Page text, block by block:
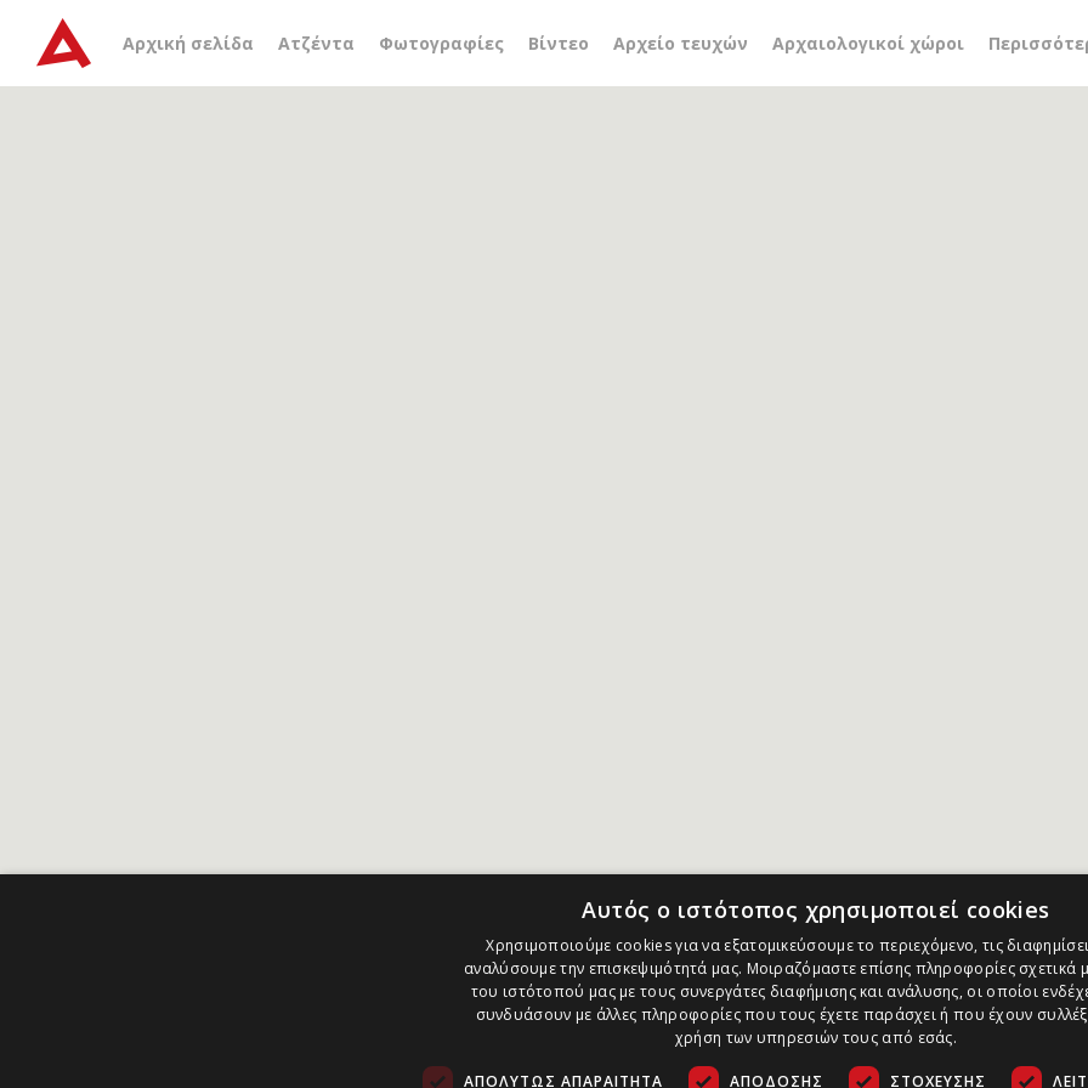
Αρχική σελίδα Ατζέντα Φωτογραφίες Βίντεο Αρχείο τευχών Αρχαιολογικοί χώροι
Αρχείο ετικέτας παλιά βουλή
Αυτός ο ιστότοπος χρησιμοποιεί cookies
Χρησιμοποιούμε cookies για να εξατομικεύσουμε το περιεχόμενο, τις
αναλύσουμε την επισκεψιμότητά μας. Μοιραζόμαστε επίσης πληροφορίες σχετικά
του ιστότοπού μας με τους συνεργάτες διαφήμισης και ανάλυσης, οι οποίοι
συνδυάσουν με άλλες πληροφορίες που τους έχετε παράσχει ή που έχουν
χρήση των υπηρεσιών τους από εσάς.
ΑΠΟΛΎΤΩΣ ΑΠΑΡΑΊΤΗΤΑ ΑΠΌΔΟΣΗΣ ΣΤΌΧΕΥΣΗΣ